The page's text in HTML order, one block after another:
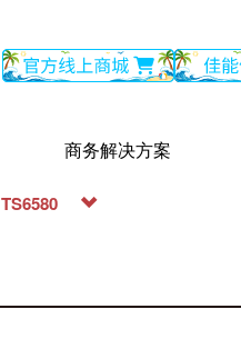
商务解决方案
TS6580